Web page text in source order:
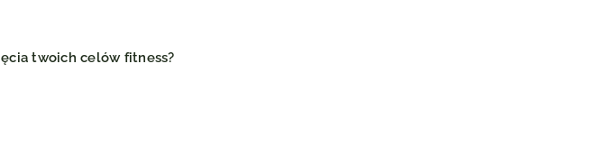
twoich celów fitness?